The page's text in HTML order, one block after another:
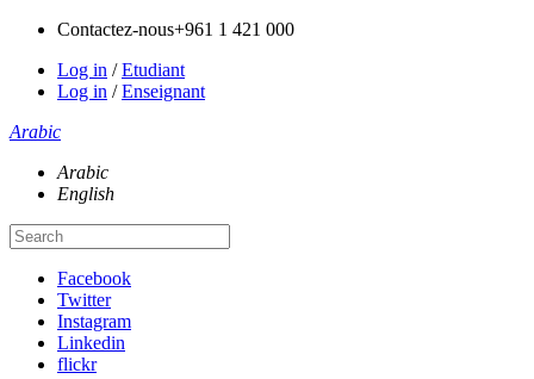
Contactez-nous+961 1 421 000
Log in /Etudiant
Log in /Enseignant
Arabic
Arabic
English
Facebook
Twitter
Instagram
Linkedin
flickr